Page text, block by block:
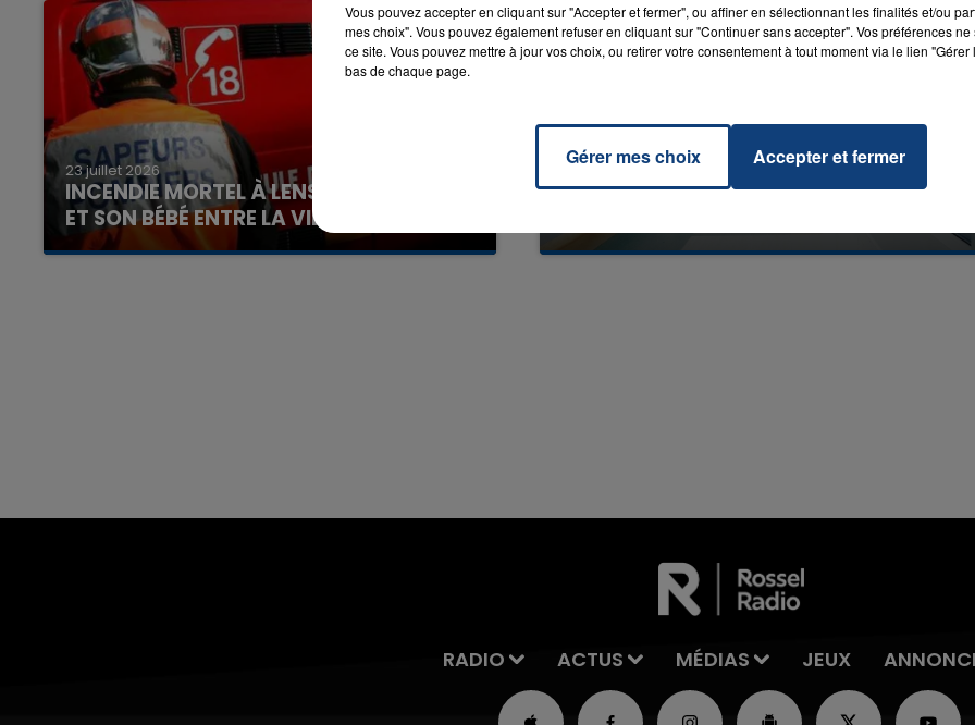
23 juillet 2026
INCENDIE MORTEL À LENS : UNE FEMME
ET SON BÉBÉ ENTRE LA VIE ET LA...
Un homme s'est immolé par le feu après avoir
20 juillet 2026
UNE ADOLESCENTE DEVANT SE FAIRE
La famille a porté plainte contre la clinique qui a
RADIO ACTUS MÉDIAS JEUX
Vous pouvez accepter en cliquant sur "Accepter et fermer", ou affiner en sélectionnant les finalités et/ou
mes choix". Vous pouvez également refuser en cliquant sur "Continuer sans accepter". Vos préférences
ce site. Vous pouvez mettre à jour vos choix, ou retirer votre consentement à tout moment via le lien
bas de chaque page.
Gérer mes choix Accepter et fermer